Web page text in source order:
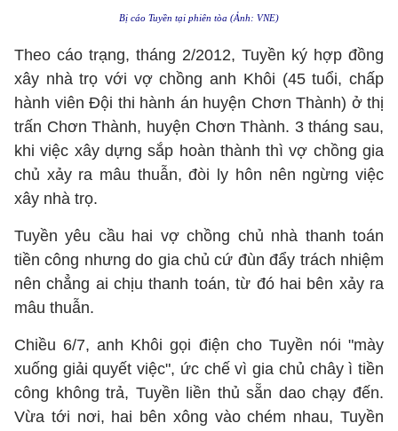
Bị cáo Tuyền tại phiên tòa (Ảnh: VNE)
Theo cáo trạng, tháng 2/2012, Tuyền ký hợp đồng
xây nhà trọ với vợ chồng anh Khôi (45 tuổi, chấp
hành viên Đội thi hành án huyện Chơn Thành) ở thị
trấn Chơn Thành, huyện Chơn Thành. 3 tháng sau,
khi việc xây dựng sắp hoàn thành thì vợ chồng gia
chủ xảy ra mâu thuẫn, đòi ly hôn nên ngừng việc
xây nhà trọ.
Tuyền yêu cầu hai vợ chồng chủ nhà thanh toán
tiền công nhưng do gia chủ cứ đùn đẩy trách nhiệm
nên chẳng ai chịu thanh toán, từ đó hai bên xảy ra
mâu thuẫn.
Chiều 6/7, anh Khôi gọi điện cho Tuyền nói "mày
xuống giải quyết việc", ức chế vì gia chủ chây ì tiền
công không trả, Tuyền liền thủ sẵn dao chạy đến.
Vừa tới nơi, hai bên xông vào chém nhau, Tuyền